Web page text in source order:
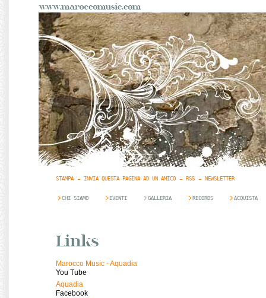
STAMPA INVIA QUESTA PAGINA AD UN AMICO RSS NEWSLETTER
CHI SIAMO EVENTI GALLERIA RECORDS ACQUISTA
Marocco Music - Aquadia
You Tube
Aquadia
Facebook